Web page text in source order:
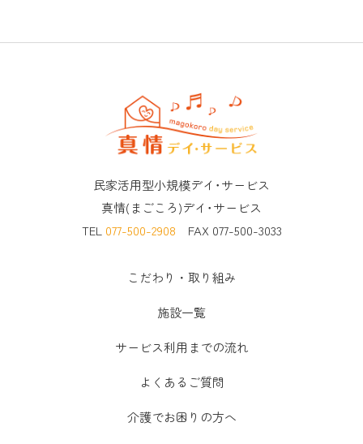
民家活用型小規模デイ･サービス
真情(まごころ)デイ･サービス
TEL 077-500-2908 FAX 077-500-3033
こだわり・取り組み
施設一覧
サービス利用までの流れ
よくあるご質問
介護でお困りの方へ